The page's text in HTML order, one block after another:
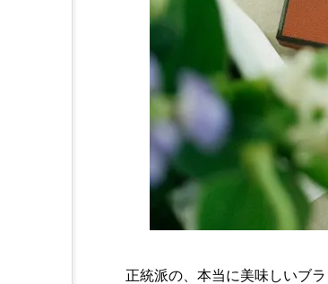
正統派の、本当に美味しいブ